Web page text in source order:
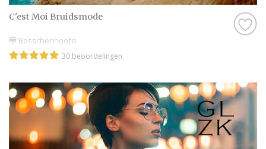
Brabant.
C'est Moi Bruidsmode
Bosschenhoofd
30 beoordelingen